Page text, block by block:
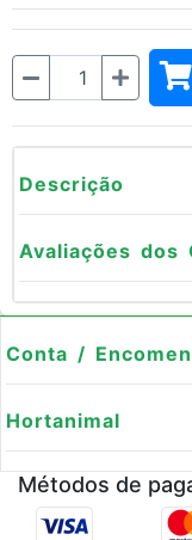
Quantidade
Descrição
Avaliações dos
Conta /
Hortanimal
Métodos de